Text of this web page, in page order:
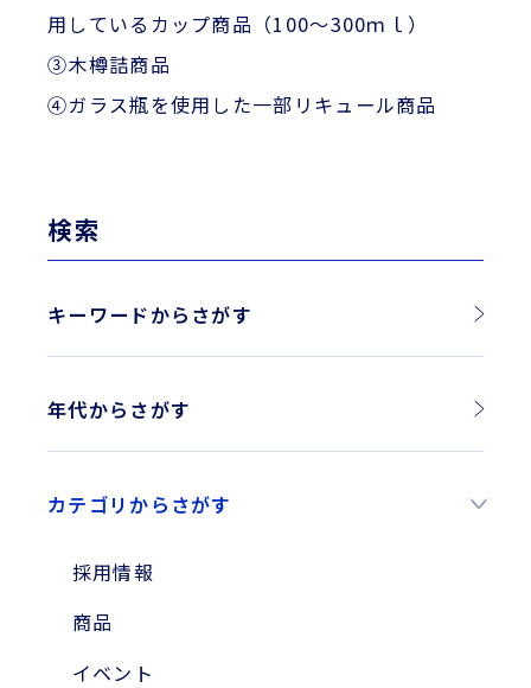
検索
キーワードからさがす
年代からさがす
2025年
2024年
2023年
2010年
カテゴリからさがす
採用情報
商品
イベント
用しているカップ商品（100～300ｍｌ）
③木樽詰商品
④ガラス瓶を使用した一部リキュール商品